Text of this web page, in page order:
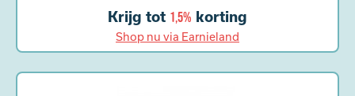
Krijg tot 1,5% korting
Shop nu via Earnieland